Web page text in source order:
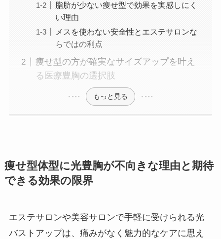
脂肪が少ない痩せ型で効果を実感しにく
い理由
メスを使わない安全性とエステサロンな
らではの利点
痩せ型の方が確実なサイズアップを叶え
る医療豊胸の選択肢
もっと見る
痩せ型体型に光豊胸が不向きな理由と期待
できる効果の限界
エステサロンや美容サロンで手軽に受けられる光
バストアップは、痛みがなく魅力的なケアに思え